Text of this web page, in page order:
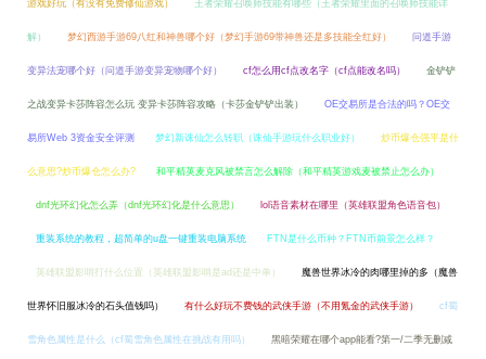
游戏好玩（有没有免费修仙游戏） 王者荣耀召唤师技能有哪些（王者荣耀里面的召唤师技能详
解） 梦幻西游手游69八红和神兽哪个好（梦幻手游69带神兽还是多技能全红好） 问道手游
变异法宠哪个好（问道手游变异宠物哪个好） cf怎么用cf点改名字（cf点能改名吗） 金铲铲
之战变异卡莎阵容怎么玩 变异卡莎阵容攻略（卡莎金铲铲出装） OE交易所是合法的吗？OE交
易所Web 3资金安全评测 梦幻新诛仙怎么转职（诛仙手游玩什么职业好） 炒币爆仓强平是什
么意思?炒币爆仓怎么办? 和平精英麦克风被禁言怎么解除（和平精英游戏麦被禁止怎么办）
dnf光环幻化怎么弄（dnf光环幻化是什么意思） lol语音素材在哪里（英雄联盟角色语音包）
重装系统的教程，超简单的u盘一键重装电脑系统 FTN是什么币种？FTN币前景怎么样？
英雄联盟影哨打什么位置（英雄联盟影哨是ad还是中单） 魔兽世界冰冷的肉哪里掉的多（魔兽
世界怀旧服冰冷的石头值钱吗） 有什么好玩不费钱的武侠手游（不用氪金的武侠手游） cf蜀
雪角色属性是什么（cf蜀雪角色属性在挑战有用吗） 黑暗荣耀在哪个app能看?第一/二季无删减